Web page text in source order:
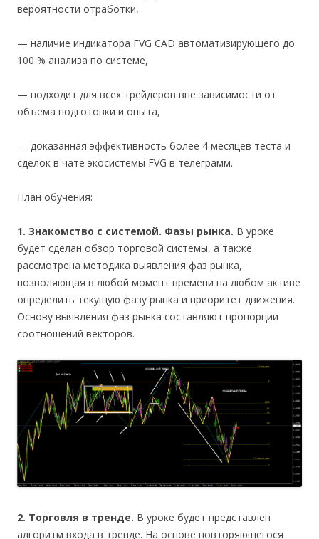
вероятности отработки,
— наличие индикатора FVG CAD автоматизирующего до
100 % анализа по системе,
— подходит для всех трейдеров вне зависимости от
объема подготовки и опыта,
— доказанная эффективность более 4 месяцев теста и
сделок в чате экосистемы FVG в телеграмм.
План обучения:
1. Знакомство с системой. Фазы рынка. В уроке
будет сделан обзор торговой системы, а также
рассмотрена методика выявления фаз рынка,
позволяющая в любой момент времени на любом активе
определить текущую фазу рынка и приоритет движения.
Основу выявления фаз рынка составляют пропорции
соотношений векторов.
2. Торговля в тренде. В уроке будет представлен
алгоритм входа в тренде. На основе повторяющегося